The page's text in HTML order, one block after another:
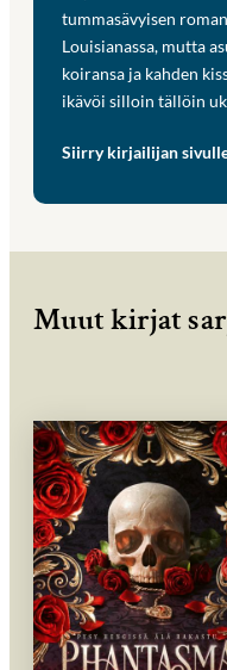
tummasävyisen
Louisianassa, mutta
koiransa ja kahden
ikävöi silloin tällöin
Siirry kirjailijan
Muut kirjat